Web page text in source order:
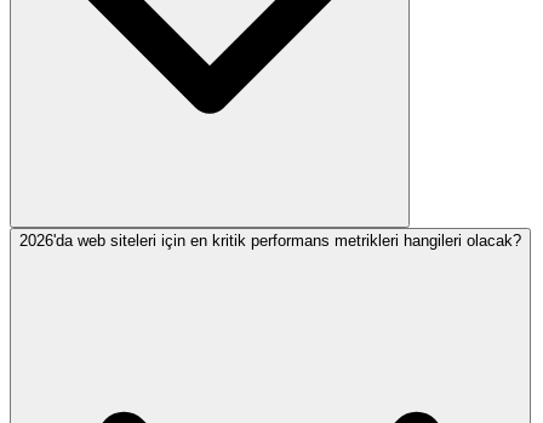
2026'da web siteleri için en kritik performans metrikleri hangileri olacak?